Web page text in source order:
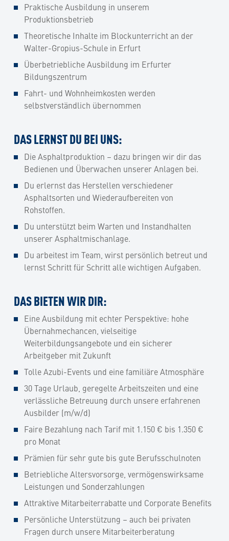
Praktische Ausbildung in unserem
Produktionsbetrieb
Theoretische Inhalte im Blockunterricht an der
Walter-Gropius-Schule in Erfurt
Überbetriebliche Ausbildung im Erfurter
Bildungszentrum
Fahrt- und Wohnheimkosten werden
selbstverständlich übernommen
DAS LERNST DU BEI UNS:
Die Asphaltproduktion – dazu bringen wir dir das
Bedienen und Überwachen unserer Anlagen bei.
Du erlernst das Herstellen verschiedener
Asphaltsorten und Wiederaufbereiten von
Rohstoffen.
Du unterstützt beim Warten und Instandhalten
unserer Asphaltmischanlage.
Du arbeitest im Team, wirst persönlich betreut und
lernst Schritt für Schritt alle wichtigen Aufgaben.
DAS BIETEN WIR DIR:
Eine Ausbildung mit echter Perspektive: hohe
Übernahmechancen, vielseitige
Weiterbildungsangebote und ein sicherer
Arbeitgeber mit Zukunft
Tolle Azubi-Events und eine familiäre Atmosphäre
30 Tage Urlaub, geregelte Arbeitszeiten und eine
verlässliche Betreuung durch unsere erfahrenen
Ausbilder (m/w/d)
Faire Bezahlung nach Tarif mit 1.150 € bis 1.350 €
pro Monat
Prämien für sehr gute bis gute Berufsschulnoten
Betriebliche Altersvorsorge, vermögenswirksame
Leistungen und Sonderzahlungen
Attraktive Mitarbeiterrabatte und Corporate Benefits
Persönliche Unterstützung – auch bei privaten
Fragen durch unsere Mitarbeiterberatung